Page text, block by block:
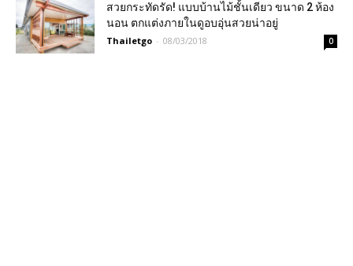
สวยกระทัดรัด! แบบบ้านไม้ชั้นเดียว ขนาด 2 ห้อง
นอน ตกแต่งภายในดูอบอุ่นสวยน่าอยู่
Thailetgo - 08/03/2018 0